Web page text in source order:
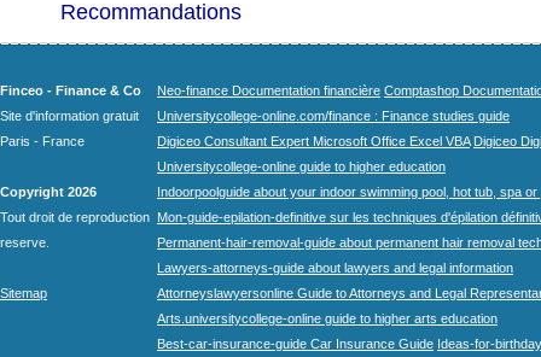
Recommandations
Finceo - Finance & Co
Site d'information gratuit
Paris - France
Copyright 2026
Tout droit de reproduction
reserve.
Sitemap
Neo-finance Documentation financière Comptashop
Universitycollege-online.com/finance : Finance studies guide
Digiceo Consultant Expert Microsoft Office Excel VBA Digiceo
Universitycollege-online guide to higher education
Indoorpoolguide about your indoor swimming pool, hot tub, spa
Mon-guide-epilation-definitive sur les techniques d'épilation
Permanent-hair-removal-guide about permanent hair removal
Lawyers-attorneys-guide about lawyers and legal information
Attorneyslawyersonline Guide to Attorneys and Legal
Arts.universitycollege-online guide to higher arts education
Best-car-insurance-guide Car Insurance Guide Ideas-for-